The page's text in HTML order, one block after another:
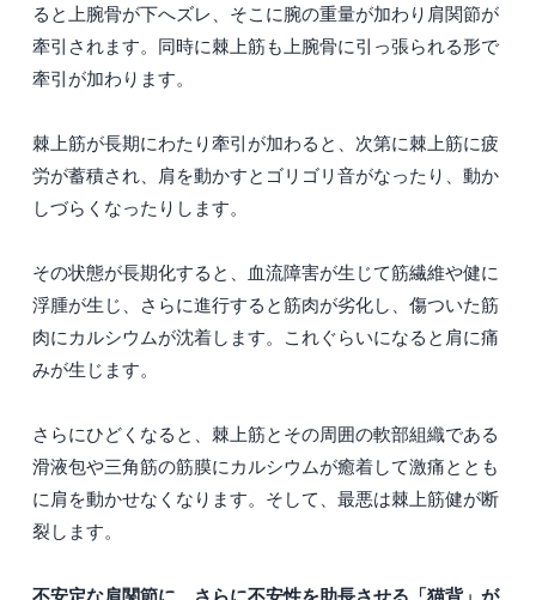
ると上腕骨が下へズレ、そこに腕の重量が加わり肩関節が
牽引されます。同時に棘上筋も上腕骨に引っ張られる形で
牽引が加わります。
棘上筋が長期にわたり牽引が加わると、次第に棘上筋に疲
労が蓄積され、肩を動かすとゴリゴリ音がなったり、動か
しづらくなったりします。
その状態が長期化すると、血流障害が生じて筋繊維や健に
浮腫が生じ、さらに進行すると筋肉が劣化し、傷ついた筋
肉にカルシウムが沈着します。これぐらいになると肩に痛
みが生じます。
さらにひどくなると、棘上筋とその周囲の軟部組織である
滑液包や三角筋の筋膜にカルシウムが癒着して激痛ととも
に肩を動かせなくなります。そして、最悪は棘上筋健が断
裂します。